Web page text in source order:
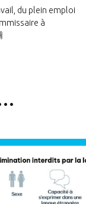
du plein emploi
à